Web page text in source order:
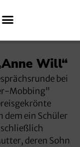
Will“
bei
Mobbing"
dem ein Schüler
deren Sohn